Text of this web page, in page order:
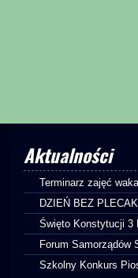
Aktualności
Terminarz zajęć
DZIEŃ BEZ
Święto Konstytucji 3
Forum Samorządów
Szkolny Konkurs